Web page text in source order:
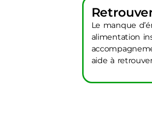
Le manque
alimentation
aide à